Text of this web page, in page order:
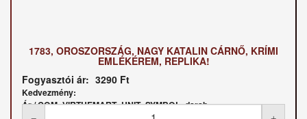
1783, OROSZORSZÁG, NAGY KATALIN CÁRNŐ, KRÍMI
EMLÉKÉREM, REPLIKA!
Fogyasztói ár: 3290 Ft
Kedvezmény:
Ár / COM_VIRTUEMART_UNIT_SYMBOL_darab: